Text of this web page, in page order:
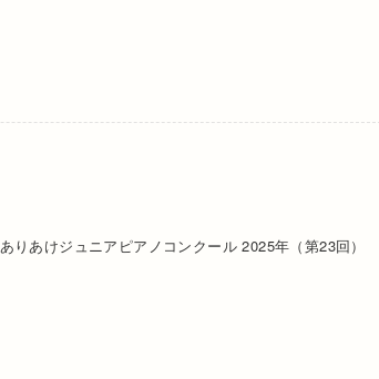
ありあけジュニアピアノコンクール 2025年（第23回）